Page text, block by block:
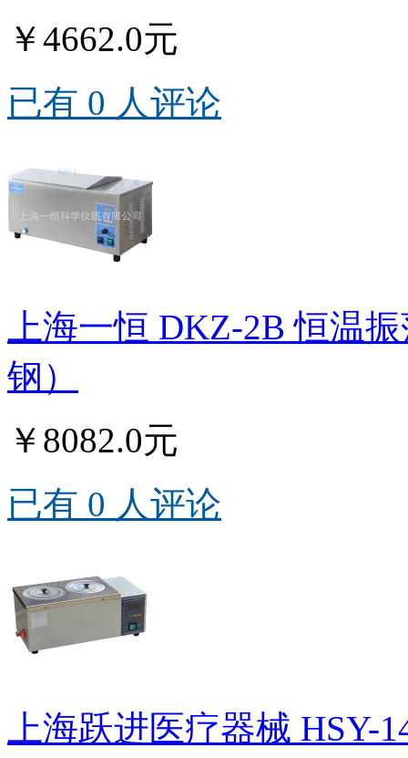
￥4662.0元
已有 0 人评论
上海一恒 DKZ-2B 恒温
钢）
￥8082.0元
已有 0 人评论
上海跃进医疗器械 HSY-